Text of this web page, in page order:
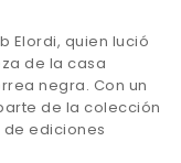
Elordi, quien lució
de la casa
negra. Con un
de la colección
ediciones